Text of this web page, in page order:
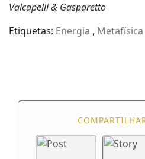
Valcapelli & Gasparetto
Etiquetas: Energia , Metafísica